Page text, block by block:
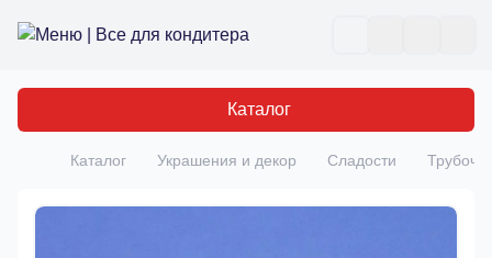
Все для кондитера
Каталог
Главная
Каталог Украшения и декор Сладости